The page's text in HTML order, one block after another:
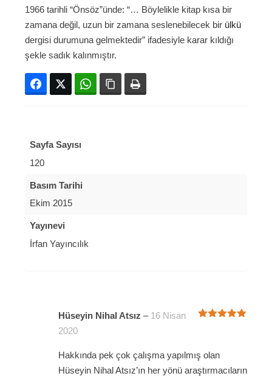
1966 tarihli “Önsöz”ünde: “… Böylelikle kitap kısa bir
zamana değil, uzun bir zamana seslenebilecek bir ülkü
dergisi durumuna gelmektedir” ifadesiyle karar kıldığı
şekle sadık kalınmıştır.
FacebookTwitter WhatsAppBağlanıyı kopyala
Sayfa Sayısı
120
Basım Tarihi
Ekim 2015
Yayınevi
İrfan Yayıncılık
Hüseyin Nihal Atsız – 16 Nisan
2020
Hakkında pek çok çalışma yapılmış olan
Hüseyin Nihal Atsız’ın her yönü araştırmacıların